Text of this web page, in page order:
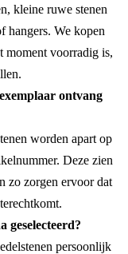
kleine ruwe stenen
hangers. We kopen
moment voorradig is,
ontvang
worden apart op
Deze zien
zo zorgen ervoor dat
geselecteerd?
persoonlijk